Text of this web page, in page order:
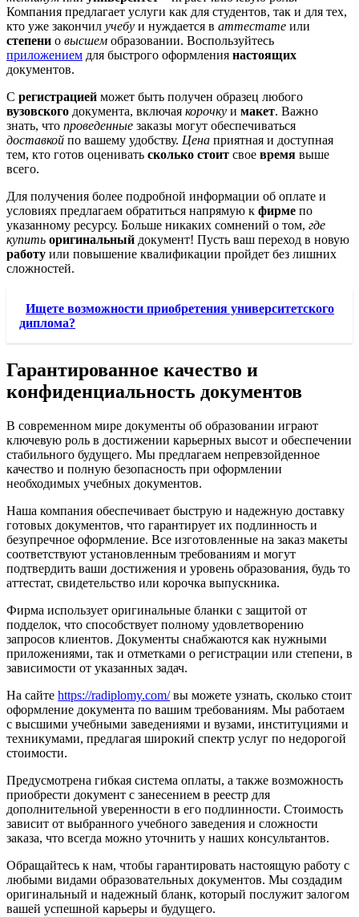
Компания предлагает услуги как для студентов, так и для тех,
кто уже закончил учебу и нуждается в аттестате или
степени о высшем образовании. Воспользуйтесь
приложением для быстрого оформления настоящих
документов.
С регистрацией может быть получен образец любого
вузовского документа, включая корочку и макет. Важно
знать, что проведенные заказы могут обеспечиваться
доставкой по вашему удобству. Цена приятная и доступная
тем, кто готов оценивать сколько стоит свое время выше
всего.
Для получения более подробной информации об оплате и
условиях предлагаем обратиться напрямую к фирме по
указанному ресурсу. Больше никаких сомнений о том, где
купить оригинальный документ! Пусть ваш переход в новую
работу или повышение квалификации пройдет без лишних
сложностей.
Ищете возможности приобретения университетского
диплома?
Гарантированное качество и
конфиденциальность документов
В современном мире документы об образовании играют
ключевую роль в достижении карьерных высот и обеспечении
стабильного будущего. Мы предлагаем непревзойденное
качество и полную безопасность при оформлении
необходимых учебных документов.
Наша компания обеспечивает быструю и надежную доставку
готовых документов, что гарантирует их подлинность и
безупречное оформление. Все изготовленные на заказ макеты
соответствуют установленным требованиям и могут
подтвердить ваши достижения и уровень образования, будь то
аттестат, свидетельство или корочка выпускника.
Фирма использует оригинальные бланки с защитой от
подделок, что способствует полному удовлетворению
запросов клиентов. Документы снабжаются как нужными
приложениями, так и отметками о регистрации или степени, в
зависимости от указанных задач.
На сайте https://radiplomy.com/вы можете узнать, сколько стоит
оформление документа по вашим требованиям. Мы работаем
с высшими учебными заведениями и вузами, институциями и
техникумами, предлагая широкий спектр услуг по недорогой
стоимости.
Предусмотрена гибкая система оплаты, а также возможность
приобрести документ с занесением в реестр для
дополнительной уверенности в его подлинности. Стоимость
зависит от выбранного учебного заведения и сложности
заказа, что всегда можно уточнить у наших консультантов.
Обращайтесь к нам, чтобы гарантировать настоящую работу с
любыми видами образовательных документов. Мы создадим
оригинальный и надежный бланк, который послужит залогом
вашей успешной карьеры и будущего.